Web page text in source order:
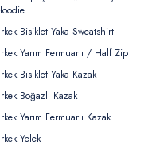
Bisiklet Yaka Sweatshirt
Yarım Fermuarlı / Half Zip
Bisiklet Yaka Kazak
Boğazlı Kazak
Yarım Fermuarlı Kazak
Yelek